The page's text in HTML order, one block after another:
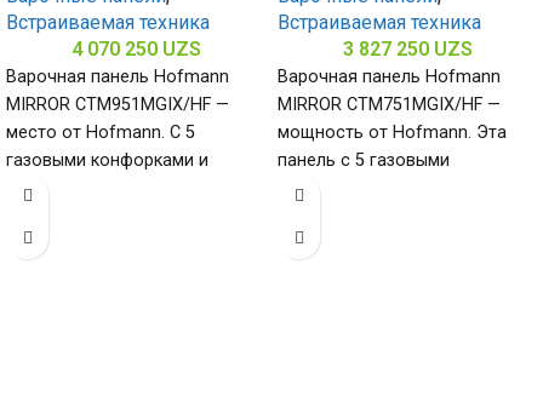
Встраиваемая техника
4 070 250 UZS
Варочная панель Hofmann
MIRROR CTM951MGIX/HF —
место от Hofmann. С 5
газовыми конфорками и
поверхностью из
(габариты 80
Встраиваемая техника
3 827 250 UZS
Варочная панель Hofmann
MIRROR CTM751MGIX/HF —
мощность от Hofmann. Эта
панель с 5 газовыми
конфорками и нержавеющей